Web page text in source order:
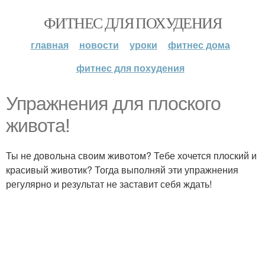
ФИТНЕС ДЛЯ ПОХУДЕНИЯ
главная новости уроки
фитнес дома
фитнес для похудения
Упражнения для плоского
живота!
Ты не довольна своим животом? Тебе хочется плоский и
красивый животик? Тогда выполняй эти упражнения
регулярно и результат не заставит себя ждать!